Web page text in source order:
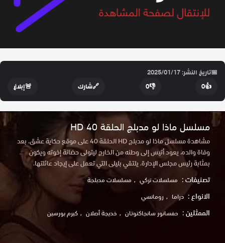
📅تاريخ النشر: 2025/01/17
👍
0
👎
0
🔗شارك 🚨إبلاغ
مسلسل ماذا لو مدبلج الحلقة 40 HD
مشاهدة مسلسل ماذا لو مدبلج HD الحلقة 40 على موقع حكاية عشق. بعد
وفاة والده، يعود أتيس إلى وطنه من الخارج ليتولى حضانة إخوته ويكون
بمثابة رئيس مجلس الإدارة. يلتقي بليلى التي تعمل على إيجاد عائلتها.
تصنيفات : مسلسلات تركي مسلسلات مدبلجة
الانواع : دراما رومانسي
الممثلين : حفسانور سانجاكتوتان خديجة أصلان كيرم بورسين